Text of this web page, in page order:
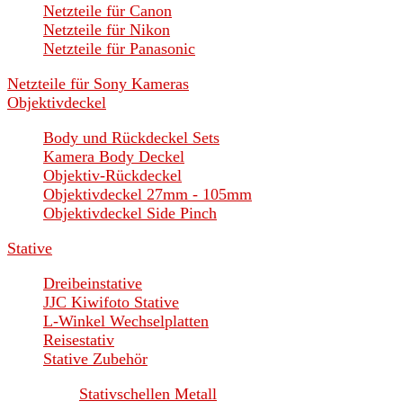
Netzteile für Canon
Netzteile für Nikon
Netzteile für Panasonic
Netzteile für Sony Kameras
Objektivdeckel
Body und Rückdeckel Sets
Kamera Body Deckel
Objektiv-Rückdeckel
Objektivdeckel 27mm - 105mm
Objektivdeckel Side Pinch
Stative
Dreibeinstative
JJC Kiwifoto Stative
L-Winkel Wechselplatten
Reisestativ
Stative Zubehör
Stativschellen Metall